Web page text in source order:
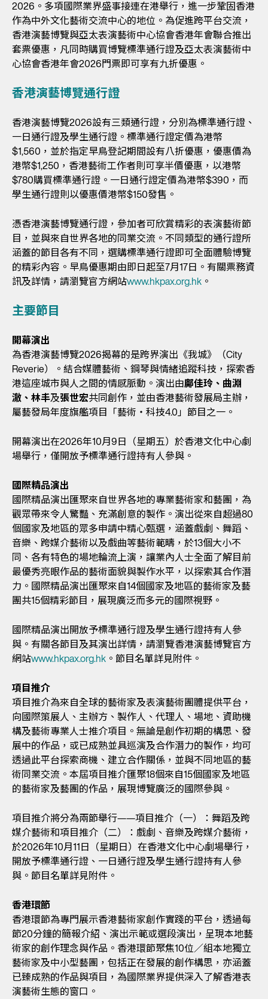
2026。多項國際業界盛事接連在港舉行，進一步鞏固香港
作為中外文化藝術交流中心的地位。為促進跨平台交流，
香港演藝博覽與亞太表演藝術中心協會香港年會聯合推出
套票優惠，凡同時購買博覽標準通行證及亞太表演藝術中
心協會香港年會2026門票即可享有九折優惠。
香港演藝博覽通行證
香港演藝博覽2026設有三類通行證，分別為標準通行證、
一日通行證及學生通行證。標準通行證定價為港幣
$1,560，並於指定早鳥登記期間設有八折優惠，優惠價為
港幣$1,250，香港藝術工作者則可享半價優惠，以港幣
$780購買標準通行證。一日通行證定價為港幣$390，而
學生通行證則以優惠價港幣$150發售。
憑香港演藝博覽通行證，參加者可欣賞精彩的表演藝術節
目，並與來自世界各地的同業交流。不同類型的通行證所
涵蓋的節目各有不同，選購標準通行證即可全面體驗博覽
的精彩內容。早鳥優惠期由即日起至7月17日。有關票務資
訊及詳情，請瀏覽官方網站www.hkpax.org.hk 。
主要節目
開幕演出
為香港演藝博覽2026揭幕的是跨界演出《我城》（City
Reverie）。結合媒體藝術、鋼琴與情緒追蹤科技，探索香
港這座城市與人之間的情感脈動。演出由鄺佳玲、曲淵
澈、林丰及張世宏共同創作，並由香港藝術發展局主辦，
屬藝發局年度旗艦項目「藝術・科技4.0」節目之一。
開幕演出在2026年10月9日（星期五）於香港文化中心劇
場舉行，僅開放予標準通行證持有人參與。
國際精品演出
國際精品演出匯聚來自世界各地的專業藝術家和藝團，為
觀眾帶來令人驚豔、充滿創意的製作。演出從來自超過80
個國家及地區的眾多申請中精心甄選，涵蓋戲劇、舞蹈、
音樂、跨媒介藝術以及戲曲等藝術範疇，於13個大小不
同、各有特色的場地輪流上演，讓業內人士全面了解目前
最優秀亮眼作品的藝術面貌與製作水平，以探索其合作潛
力。國際精品演出匯聚來自14個國家及地區的藝術家及藝
團共15個精彩節目，展現廣泛而多元的國際視野。
國際精品演出開放予標準通行證及學生通行證持有人參
與。有關各節目及其演出詳情，請瀏覽香港演藝博覽官方
網站www.hkpax.org.hk 。節目名單詳見附件。
項目推介
項目推介為來自全球的藝術家及表演藝術團體提供平台，
向國際策展人、主辦方、製作人、代理人、場地、資助機
構及藝術專業人士推介項目。無論是創作初期的構思、發
展中的作品，或已成熟並具巡演及合作潛力的製作，均可
透過此平台探索商機、建立合作關係，並與不同地區的藝
術同業交流。本屆項目推介匯聚18個來自15個國家及地區
的藝術家及藝團的作品，展現博覽廣泛的國際參與。
項目推介將分為兩節舉行——項目推介（一）：舞蹈及跨
媒介藝術和項目推介（二）：戲劇、音樂及跨媒介藝術，
於2026年10月11日（星期日）在香港文化中心劇場舉行，
開放予標準通行證、一日通行證及學生通行證持有人參
與。節目名單詳見附件。
香港環節
香港環節為專門展示香港藝術家創作實踐的平台，透過每
節20分鐘的簡報介紹、演出示範或選段演出，呈現本地藝
術家的創作理念與作品。香港環節聚焦10位／組本地獨立
藝術家及中小型藝團，包括正在發展的創作構思，亦涵蓋
已臻成熟的作品與項目，為國際業界提供深入了解香港表
演藝術生態的窗口。